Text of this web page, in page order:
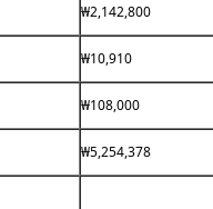
₩2,142,800
₩10,910
₩108,000
₩5,254,378